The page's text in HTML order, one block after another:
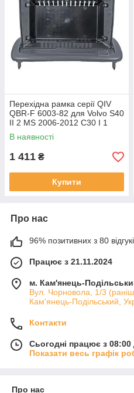
Перехідна рамка серії QIV
QBR-F 6003-82 для Volvo S40
II 2 MS 2006-2012 C30 I 1
2006-2013 C70 II 2 2004-2010
9 дюймів
В наявності
1 411 ₴
Купити
Про нас
96% позитивних з 80
Працює з 21.11.2024
м. Кам'янець-
Вул. Чорновола, 1/3
Кам'янець-Подільський,
Контакти
Сьогодні працює з 08:00
Показати весь графік
Про нас